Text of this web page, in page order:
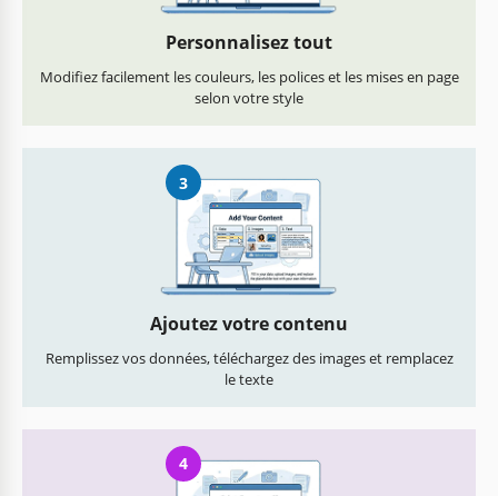
Personnalisez tout
Modifiez facilement les couleurs, les polices et les mises en page
selon votre style
3
Ajoutez votre contenu
Remplissez vos données, téléchargez des images et remplacez
le texte
4